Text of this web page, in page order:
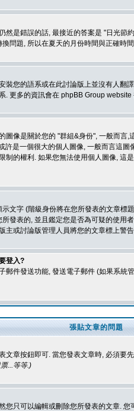
然是錯誤的話, 最接近的答案是 "日光節
問題, 所以在夏天的月份時間與正確時
裝您的語系或在此討論版上並沒有人翻
. 更多的資訊會在 phpBB Group
圖像是關於您的 "群組&身份", 一般而言
許是一個很大的個人圖像, 一般而言這
制的權利. 如果您無法使用個人圖像, 這
文字 (階級身份將在您所發表的文章標
發表的, 並且鑑定您是否為可疑的使用
主或討論版管理人員將您的文章標上警
登入?
郵件發送功能, 發送電子郵件 (如果系統
張貼文章的問題
文章按鈕即可. 當您發表文章時, 必須要
...等等.)
您只可以編輯或刪除您所發表的文章.